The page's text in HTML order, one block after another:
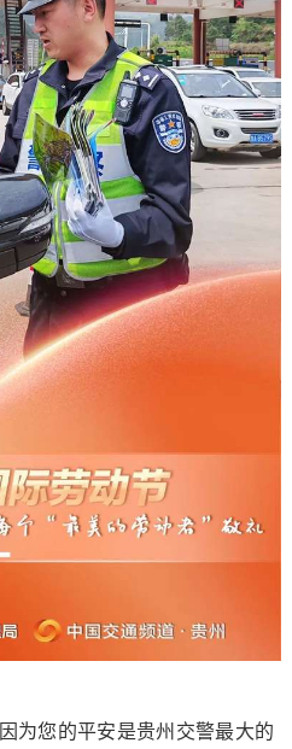
您的平安是贵州交警最大的